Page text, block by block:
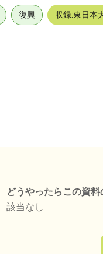
復興 収録:東日本
どうやったらこの資料
該当なし